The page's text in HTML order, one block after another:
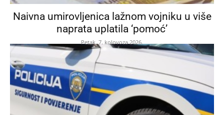
Naivna umirovljenica lažnom vojniku u više
naprata uplatila ‘pomoć’
Petak, 7. kolovoza 2026.